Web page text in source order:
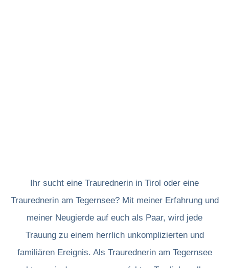
Ihr sucht eine Traurednerin in Tirol oder eine
Traurednerin am Tegernsee? Mit meiner Erfahrung und
meiner Neugierde auf euch als Paar, wird jede
Trauung zu einem herrlich unkomplizierten und
familiären Ereignis. Als Traurednerin am Tegernsee